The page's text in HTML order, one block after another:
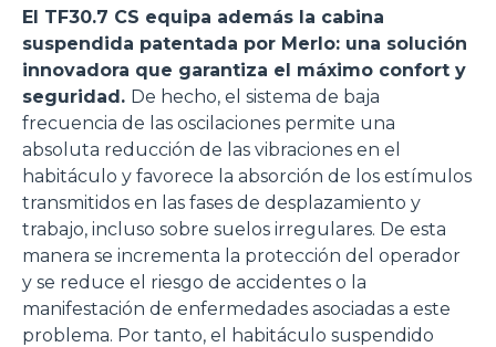
El TF30.7 CS equipa además la cabina
suspendida patentada por Merlo: una solución
innovadora que garantiza el máximo confort y
seguridad. De hecho, el sistema de baja
frecuencia de las oscilaciones permite una
absoluta reducción de las vibraciones en el
habitáculo y favorece la absorción de los estímulos
transmitidos en las fases de desplazamiento y
trabajo, incluso sobre suelos irregulares. De esta
manera se incrementa la protección del operador
y se reduce el riesgo de accidentes o la
manifestación de enfermedades asociadas a este
problema. Por tanto, el habitáculo suspendido